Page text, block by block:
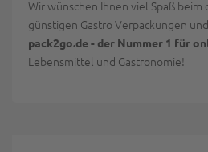
Wir wünschen Ihnen viel Spaß beim
günstigen Gastro Verpackungen
pack2go.de - der Nummer 1 für
Lebensmittel und Gastronomie!